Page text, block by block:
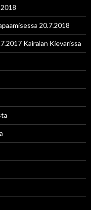
20.7.2018
Kairalan Kievarissa